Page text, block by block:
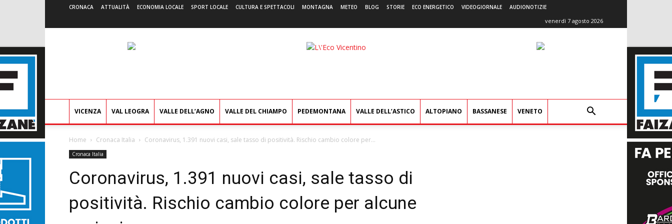
CRONACA ATTUALITÀ ECONOMIA LOCALE SPORT LOCALE CULTURA E SPETTACOLI MONTAGNA METEO BLOG STORIE ECO ENERGETICO VIDEOGIORNALE AUDIONOTIZIE
venerdì 7 agosto 2026
L'Eco
VICENZA VAL LEOGRA VALLE DELL’AGNO VALLE DEL CHIAMPO PEDEMONTANA VALLE DELL’ASTICO ALTOPIANO BASSANESE VENETO
Home Cronaca Italia Coronavirus, 1.391 nuovi casi, sale tasso di positività. Rischio cambio colore per...
Cronaca Italia
Coronavirus, 1.391 nuovi casi, sale tasso di
positività. Rischio cambio colore per alcune